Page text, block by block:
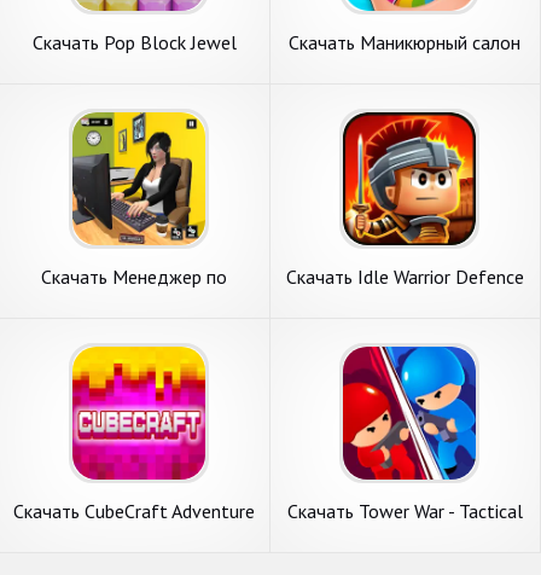
Скачать Pop Block Jewel
Скачать Маникюрный салон
Скачать Менеджер по
Скачать Idle Warrior Defence
Скачать CubeCraft Adventure
Скачать Tower War - Tactical